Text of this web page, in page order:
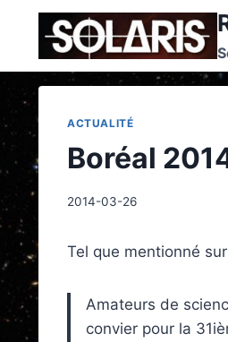
content
ACTUALITÉ
Boréal
2014-03-26
Tel que mentionné
Amateurs de
convier pour la